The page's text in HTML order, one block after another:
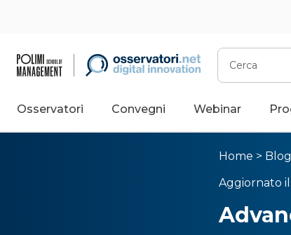
Cerca
Osservatori Convegni Webinar
Home > Blog
Aggiornato